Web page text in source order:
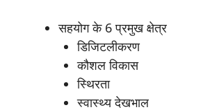
सहयोग के 6 प्रमुख क्षेत्र
डिजिटलीकरण
कौशल विकास
स्थिरता
स्वास्थ्य देखभाल